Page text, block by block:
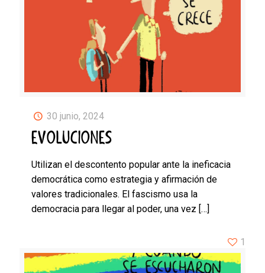
30 junio, 2024
EVOLUCIONES
Utilizan el descontento popular ante la ineficacia
democrática como estrategia y afirmación de
valores tradicionales. El fascismo usa la
democracia para llegar al poder, una vez […]
1